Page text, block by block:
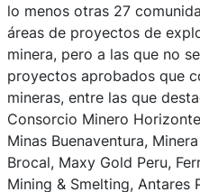
lo menos otras 27
áreas de proyectos de
minera, pero a las que no
proyectos aprobados que
mineras, entre las que
Consorcio Minero
Minas Buenaventura,
Brocal, Maxy Gold Peru,
Mining & Smelting, Antares